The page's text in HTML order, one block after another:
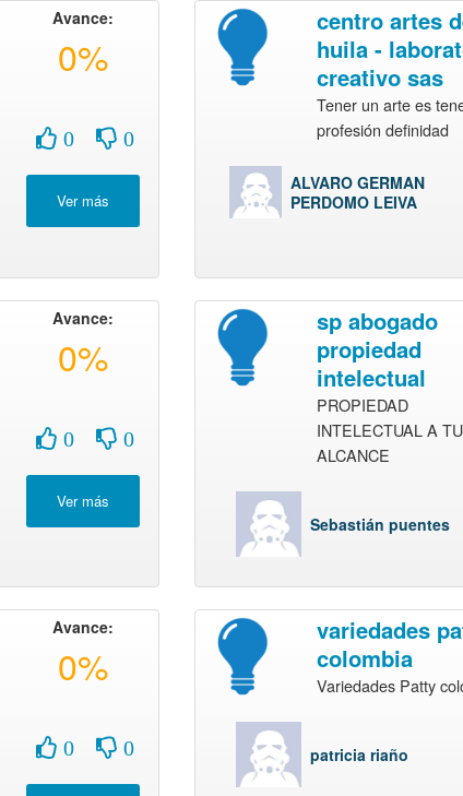
Avance:
0%
0 0
centro artes
huila -
creativo sas
Tener un arte es
profesión definidad
ALVARO GERMAN
PERDOMO LEIVA
Avance:
0%
0 0
sp abogado
propiedad
intelectual
PROPIEDAD
INTELECTUAL A TU
ALCANCE
Sebastián puentes
Avance:
0%
0 0
variedades
colombia
Variedades Patty
patricia riaño